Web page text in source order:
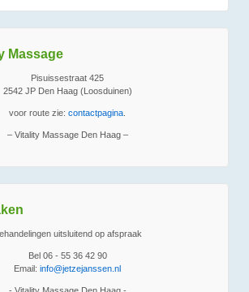
Massage
Pisuissestraat 425
2542 JP Den Haag (Loosduinen)
voor route zie: contactpagina
– Vitality Massage Den Haag –
uitsluitend op afspraak
Bel 06 - 55 36 42 90
Email: info@jetzejanssen.nl
- Vitality Massage Den Haag -